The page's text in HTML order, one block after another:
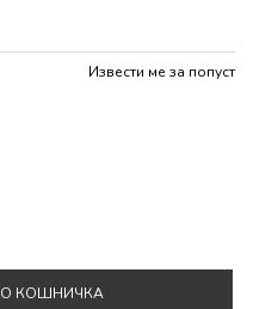
Извести ме за попуст
КОШНИЧКА